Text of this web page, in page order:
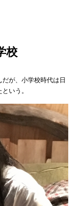
校
が、小学校時代は日
いう。